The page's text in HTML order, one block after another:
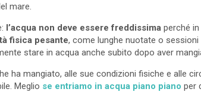
mare.
l’acqua non deve essere freddissima perché
fisica pesante, come lunghe nuotate o
stare in acqua anche subito dopo aver
ha mangiato, alle sue condizioni fisiche e alle
Meglio se entriamo in acqua piano piano per